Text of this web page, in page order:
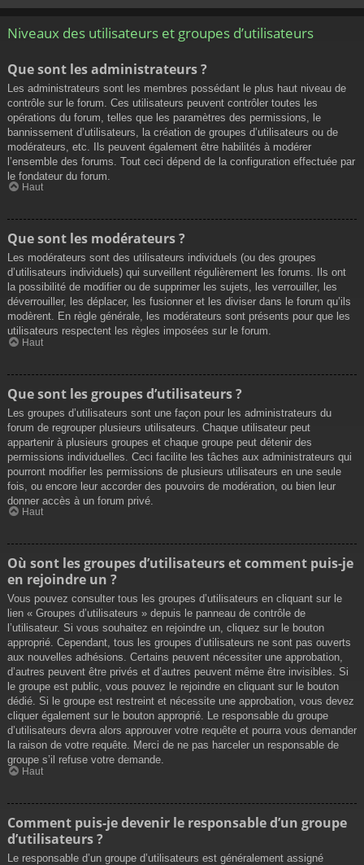
Niveaux des utilisateurs et groupes d’utilisateurs
Que sont les administrateurs ?
Les administrateurs sont les membres possédant le plus haut niveau de
contrôle sur le forum. Ces utilisateurs peuvent contrôler toutes les
opérations du forum, telles que les paramètres des permissions, le
bannissement d’utilisateurs, la création de groupes d’utilisateurs ou de
modérateurs, etc. Ils peuvent également être habilités à modérer
l’ensemble des forums. Tout ceci dépend de la configuration effectuée par
le fondateur du forum.
Haut
Que sont les modérateurs ?
Les modérateurs sont des utilisateurs individuels (ou des groupes
d’utilisateurs individuels) qui surveillent régulièrement les forums. Ils ont
la possibilité de modifier ou de supprimer les sujets, les verrouiller, les
déverrouiller, les déplacer, les fusionner et les diviser dans le forum qu’ils
modèrent. En règle générale, les modérateurs sont présents pour que les
utilisateurs respectent les règles imposées sur le forum.
Haut
Que sont les groupes d’utilisateurs ?
Les groupes d’utilisateurs sont une façon pour les administrateurs du
forum de regrouper plusieurs utilisateurs. Chaque utilisateur peut
appartenir à plusieurs groupes et chaque groupe peut détenir des
permissions individuelles. Ceci facilite les tâches aux administrateurs qui
pourront modifier les permissions de plusieurs utilisateurs en une seule
fois, ou encore leur accorder des pouvoirs de modération, ou bien leur
donner accès à un forum privé.
Haut
Où sont les groupes d’utilisateurs et comment puis-je
en rejoindre un ?
Vous pouvez consulter tous les groupes d’utilisateurs en cliquant sur le
lien « Groupes d’utilisateurs » depuis le panneau de contrôle de
l’utilisateur. Si vous souhaitez en rejoindre un, cliquez sur le bouton
approprié. Cependant, tous les groupes d’utilisateurs ne sont pas ouverts
aux nouvelles adhésions. Certains peuvent nécessiter une approbation,
d’autres peuvent être privés et d’autres peuvent même être invisibles. Si
le groupe est public, vous pouvez le rejoindre en cliquant sur le bouton
dédié. Si le groupe est restreint et nécessite une approbation, vous devez
cliquer également sur le bouton approprié. Le responsable du groupe
d’utilisateurs devra alors approuver votre requête et pourra vous demander
la raison de votre requête. Merci de ne pas harceler un responsable de
groupe s’il refuse votre demande.
Haut
Comment puis-je devenir le responsable d’un groupe
d’utilisateurs ?
Le responsable d’un groupe d’utilisateurs est généralement assigné